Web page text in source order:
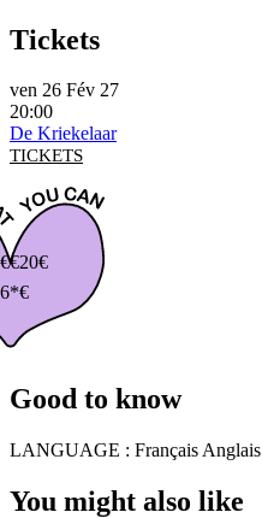
Tickets
ven 26 Fév 27
20:00
De Kriekelaar
TICKETS
€20€
Good to know
LANGUAGE : Français Anglais
You might also like